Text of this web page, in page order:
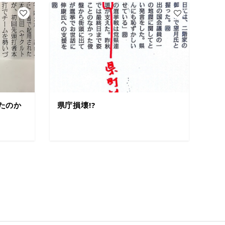
のか 県庁損壊!?